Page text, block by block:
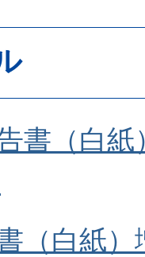
書（白
（白紙）